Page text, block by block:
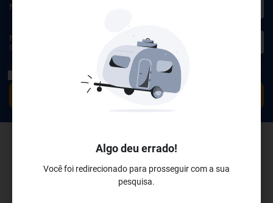
Algo deu errado!
Você foi redirecionado para prosseguir com a sua
pesquisa.
Nº de Adultos
Nº de Crianças
0 aos
Tenho um código
BUSCAR